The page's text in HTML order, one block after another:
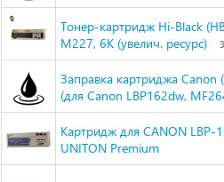
Тонер-картридж Hi-Black
M227, 6K (увелич. ресурс)
Заправка картриджа
(для Canon LBP162dw,
Картридж для CANON
UNITON Premium